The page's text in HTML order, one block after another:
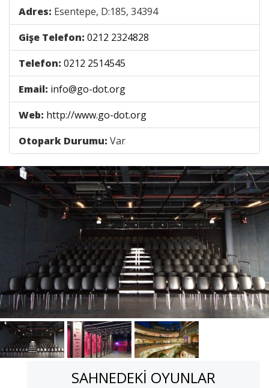
Adres: Esentepe, D:185, 34394
Gişe Telefon: 0212 2324828
Telefon: 0212 2514545
Email: info@go-dot.org
Web: http://www.go-dot.org
Otopark Durumu: Var
SAHNEDEKI OYUNLAR